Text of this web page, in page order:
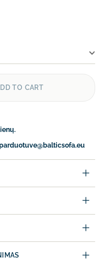
TO CART